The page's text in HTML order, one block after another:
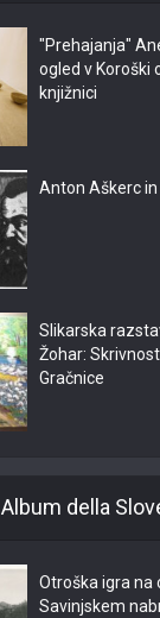
"Prehajanja"
ogled v Koroški
knjižnici
Anton Aškerc
Slikarska
Žohar:
Gračnice
Album della
Otroška igra na
Savinjskem